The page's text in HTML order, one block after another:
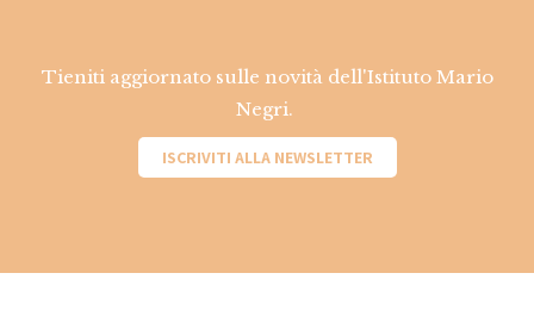
Tieniti aggiornato sulle novità dell'Istituto Mario
Negri.
ISCRIVITI ALLA NEWSLETTER